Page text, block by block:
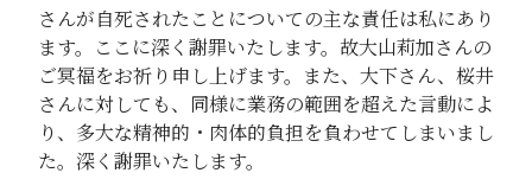
さんが自死されたことについての主な責任は私にあり
ます。ここに深く謝罪いたします。故大山莉加さんの
ご冥福をお祈り申し上げます。また、大下さん、桜井
さんに対しても、同様に業務の範囲を超えた言動によ
り、多大な精神的・肉体的負担を負わせてしまいまし
た。深く謝罪いたします。